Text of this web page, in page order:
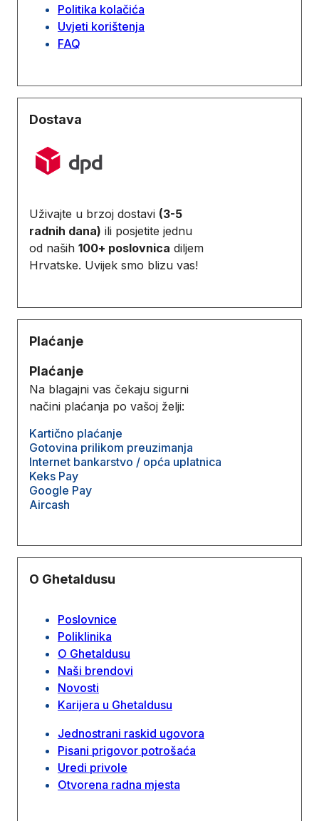
Politika kolačića
Uvjeti korištenja
FAQ
Dostava
Uživajte u brzoj dostavi (3-5
radnih dana) ili posjetite jednu
od naših 100+ poslovnica diljem
Hrvatske. Uvijek smo blizu vas!
Plaćanje
Plaćanje
Na blagajni vas čekaju sigurni
načini plaćanja po vašoj želji:
Kartično plaćanje
Gotovina prilikom preuzimanja
Internet bankarstvo / opća uplatnica
Keks Pay
Google Pay
Aircash
O Ghetaldusu
Poslovnice
Poliklinika
O Ghetaldusu
Naši brendovi
Novosti
Karijera u Ghetaldusu
Jednostrani raskid ugovora
Pisani prigovor potrošaća
Uredi privole
Otvorena radna mjesta